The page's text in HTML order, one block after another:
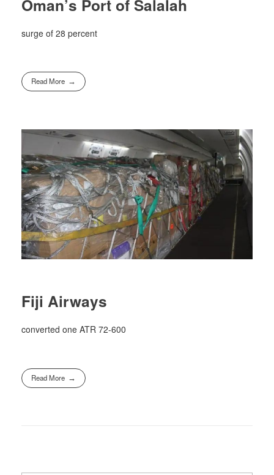
Oman’s Port of Salalah
surge of 28 percent
Read More
Fiji Airways
converted one ATR 72-600
Read More